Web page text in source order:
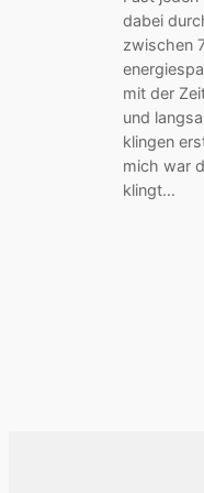
dabei
zwischen
mit der
und
klingen
mich war
klingt…